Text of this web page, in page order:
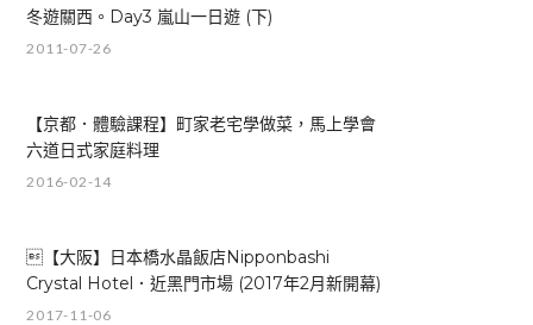
冬遊關西。Day3 嵐山一日遊 (下)
2011-07-26
【京都．體驗課程】町家老宅學做菜，馬上學會
六道日式家庭料理
2016-02-14
【大阪】日本橋水晶飯店Nipponbashi
Crystal Hotel．近黑門市場 (2017年2月新開幕)
2017-11-06